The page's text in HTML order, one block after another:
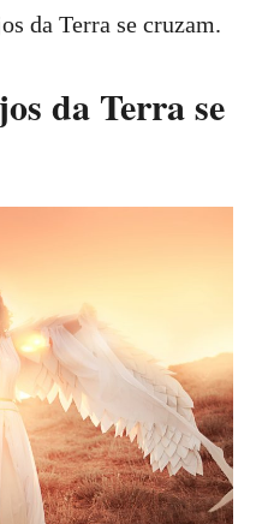
da Terra se cruzam.
da Terra se